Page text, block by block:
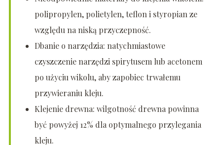
polipropylen, polietylen, teflon i styropian ze
względu na niską przyczepność.
Dbanie o narzędzia: natychmiastowe
czyszczenie narzędzi spirytusem lub acetonem
po użyciu wikolu, aby zapobiec trwałemu
przywieraniu kleju.
Klejenie drewna: wilgotność drewna powinna
być powyżej 12% dla optymalnego przylegania
kleju.